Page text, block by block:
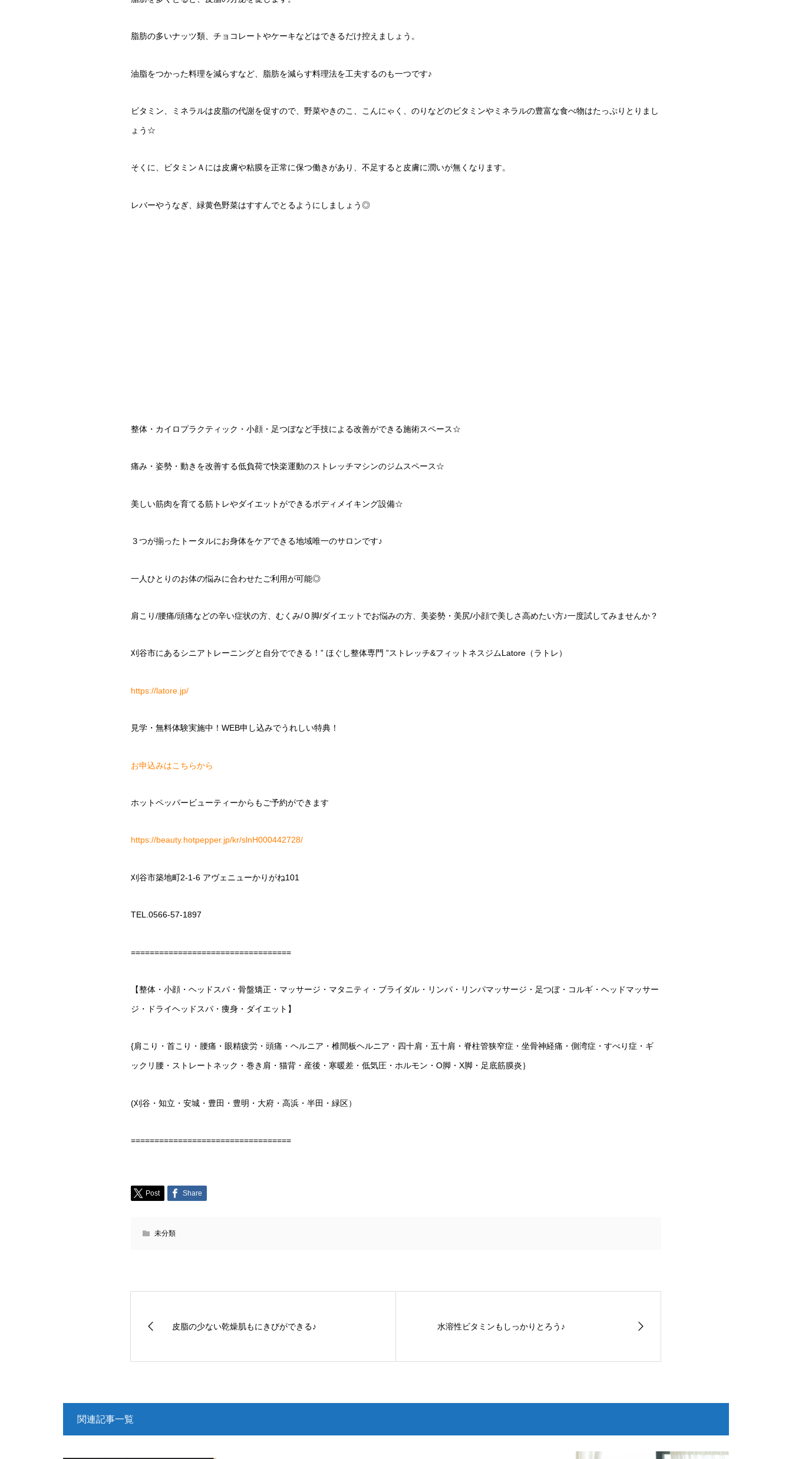
脂肪の多いナッツ類、チョコレートやケーキなどはできるだけ控えましょう。
油脂をつかった料理を減らすなど、脂肪を減らす料理法を工夫するのも一つです♪
ビタミン、ミネラルは皮脂の代謝を促すので、野菜やきのこ、こんにゃく、のりなどのビタミンやミネラルの豊富な食べ物はたっぷりとりまし
ょう☆
そくに、ビタミンＡには皮膚や粘膜を正常に保つ働きがあり、不足すると皮膚に潤いが無くなります。
レバーやうなぎ、緑黄色野菜はすすんでとるようにしましょう◎
整体・カイロプラクティック・小顔・足つぼなど手技による改善ができる施術スペース☆
痛み・姿勢・動きを改善する低負荷で快楽運動のストレッチマシンのジムスペース☆
美しい筋肉を育てる筋トレやダイエットができるボディメイキング設備☆
３つが揃ったトータルにお身体をケアできる地域唯一のサロンです♪
一人ひとりのお体の悩みに合わせたご利用が可能◎
肩こり/腰痛/頭痛などの辛い症状の方、むくみ/Ｏ脚/ダイエットでお悩みの方、美姿勢・美尻/小顔で美しさ高めたい方♪一度試してみませんか？
刈谷市にあるシニアトレーニングと自分でできる！ ” ほぐし整体専門 ”ストレッチ&フィットネスジムLatore （ラトレ）
https://latore.jp/
見学・無料体験実施中！ WEB申し込みでうれしい特典！
お申込みはこちらから
ホットペッパービューティーからもご予約ができます
https://beauty.hotpepper.jp/kr/slnH000442728/
刈谷市築地町2-1-6 アヴェニューかりがね101
TEL.0566-57-1897
==================================
【整体・小顔・ヘッドスパ・骨盤矯正・マッサージ・マタニティ・ブライダル・リンパ・リンパマッサージ・足つぼ・コルギ・ヘッドマッサー
ジ・ドライヘッドスパ・痩身・ダイエット】
{肩こり・首こり・腰痛・眼精疲労・頭痛・ヘルニア・椎間板ヘルニア・四十肩・五十肩・脊柱管狭窄症・坐骨神経痛・側湾症・すべり症・ギ
ックリ腰・ストレートネック・巻き肩・猫背・産後・寒暖差・低気圧・ホルモン・ O脚・ X脚・足底筋膜炎｝
(刈谷・知立・安城・豊田・豊明・大府・高浜・半田・緑区）
==================================
Post Share
未分類
皮脂の少ない乾燥肌もにきびができる♪ 水溶性ビタミンもしっかりとろう♪
関連記事一覧